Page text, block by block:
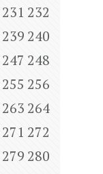
231 232
239 240
247 248
255 256
263 264
271 272
279 280